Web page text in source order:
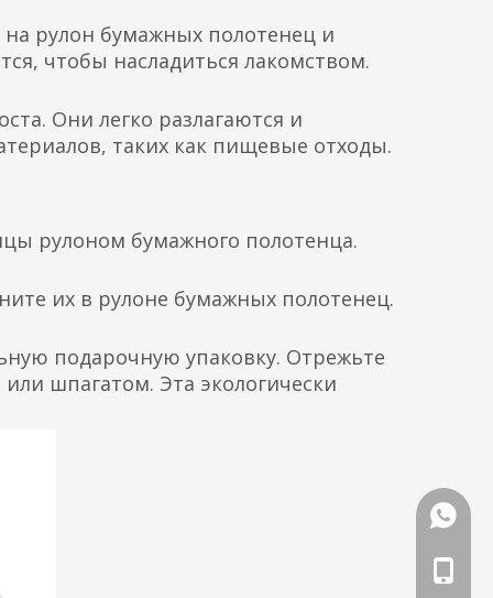
рулон бумажных полотенец и
чтобы насладиться лакомством.
Они легко разлагаются и
таких как пищевые отходы.
рулоном бумажного полотенца.
их в рулоне бумажных полотенец.
подарочную упаковку. Отрежьте
шпагатом. Эта экологически